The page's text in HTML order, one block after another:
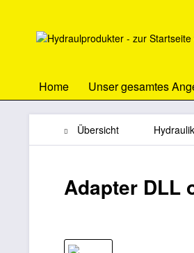
Home Unser gesamtes
Übersicht Hydraulik
Adapter DLL